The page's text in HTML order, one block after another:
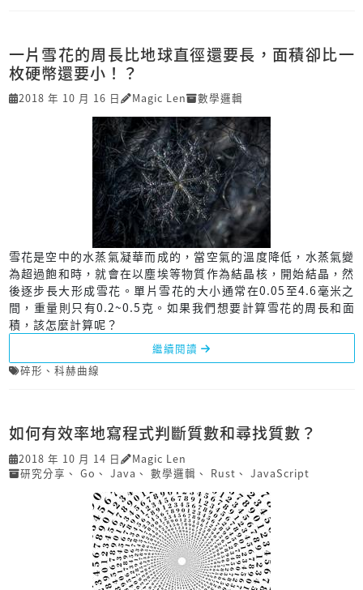
一片雪花的周長比地球直徑還要長，面積卻比一
枚硬幣還要小！？
2018 年 10 月 16 日 Magic Len 數學邏輯
雪花是空中的水蒸氣凝華而成的，當空氣的溫度降低，水蒸氣變
為超過飽和時，就會在以塵埃等物質作為結晶核，開始結晶，然
後逐步長大形成雪花。單片雪花的大小通常在0.05至4.6毫米之
間，重量則只有0.2~0.5克。如果我們想要計算雪花的周長和面
積，該怎麼計算呢？
繼續閱讀
碎形 、 科赫曲線
如何有效率地寫程式判斷質數和尋找質數？
2018 年 10 月 14 日
Magic Len
研究分享 、 Go 、 Java 、 數學邏輯 、 Rust 、 JavaScript